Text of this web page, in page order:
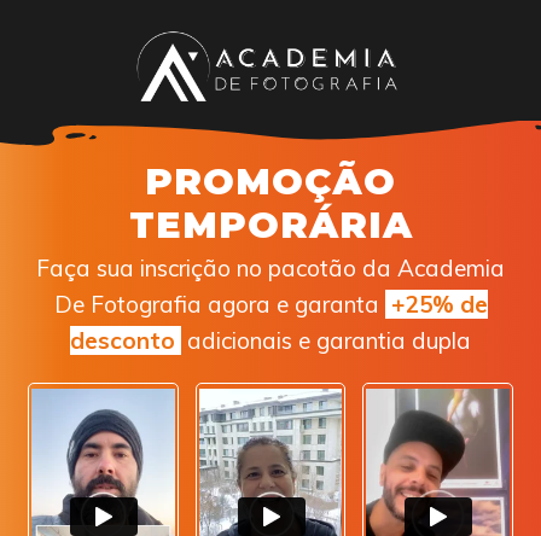
PROMOÇÃO
TEMPORÁRIA
Faça sua inscrição no pacotão da Academia
De Fotografia agora e garanta +25% de
desconto adicionais e garantia dupla